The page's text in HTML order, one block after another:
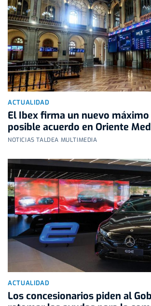
ACTUALIDAD
El Ibex firma un nuevo
posible acuerdo en Oriente
NOTICIAS TALDEA MULTIMEDIA
ACTUALIDAD
Los concesionarios piden al